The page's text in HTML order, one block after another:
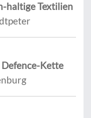
haltige Textilien
Kette